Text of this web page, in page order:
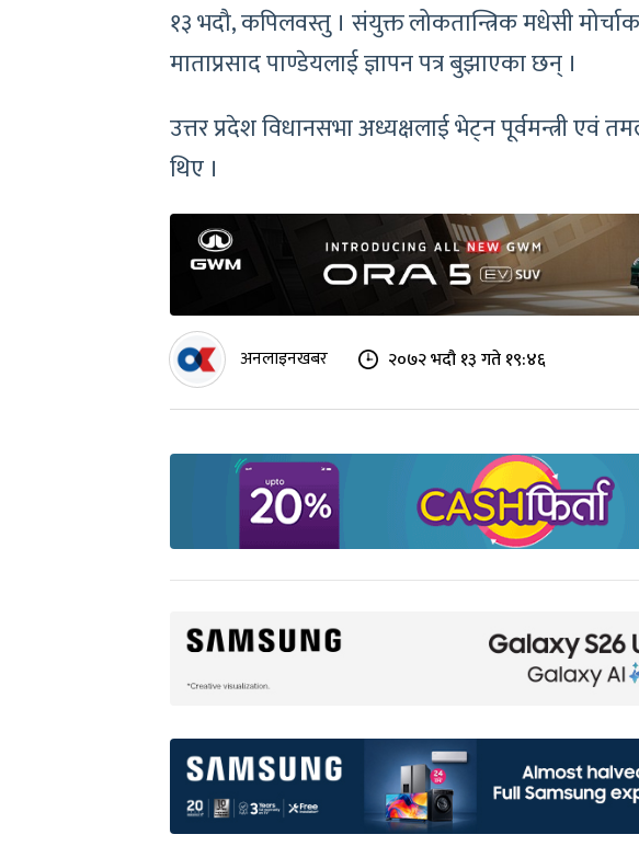
१३ भदौ, कपिलवस्तु । संयुक्त लोकतान्त्रिक मधेसी
माताप्रसाद पाण्डेयलाई ज्ञापन पत्र बुझाएका छन् ।
उत्तर प्रदेश विधानसभा अध्यक्षलाई भेट्न पूर्वमन्त्री एवं
थिए ।
अनलाइनखबर २०७२ भदौ १३ गते १९:४६